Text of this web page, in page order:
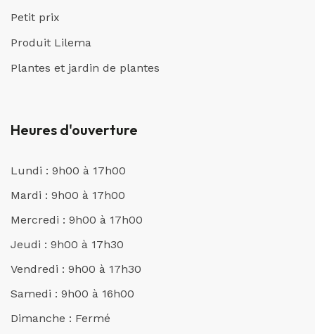
Petit prix
Produit Lilema
Plantes et jardin de plantes
Heures d'ouverture
Lundi : 9h00 à 17h00
Mardi : 9h00 à 17h00
Mercredi : 9h00 à 17h00
Jeudi : 9h00 à 17h30
Vendredi : 9h00 à 17h30
Samedi : 9h00 à 16h00
Dimanche : Fermé